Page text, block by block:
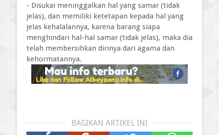
- Disukai meninggalkan hal yang samar (tidak
jelas), dan memiliki ketetapan kepada hal yang
jelas kehalalannya, karena barang siapa
menghindari hal-hal samar (tidak jelas), maka dia
telah membersihkan dirinya dari agama dan
kehormatannya.
BAGIKAN ARTIKEL INI